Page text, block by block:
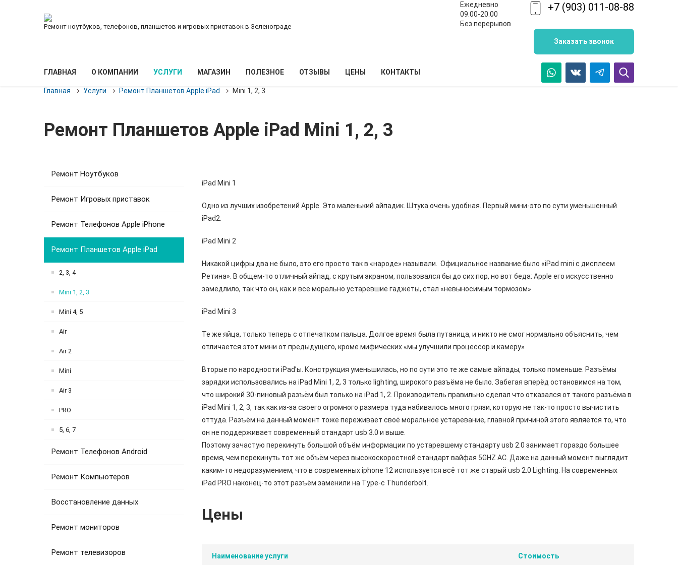
Ремонт ноутбуков, телефонов, планшетов и игровых приставок в Зеленограде
Ежедневно
09.00-20.00
Без перерывов
+7 (903) 011-08-88
Заказать звонок
ГЛАВНАЯ О КОМПАНИИ УСЛУГИ МАГАЗИН ПОЛЕЗНОЕ ОТЗЫВЫ ЦЕНЫ КОНТАКТЫ
Главная Услуги Ремонт Планшетов Apple iPad Mini 1, 2, 3
Ремонт Планшетов Apple iPad Mini 1, 2, 3
Ремонт Ноутбуков
Ремонт Игровых приставок
Ремонт Телефонов Apple iPhone
Ремонт Планшетов Apple iPad
2, 3, 4
Mini 1, 2, 3
Mini 4, 5
Air
Air 2
Mini
Air 3
PRO
5, 6, 7
Ремонт Телефонов Android
Ремонт Компьютеров
Восстановление данных
Ремонт мониторов
Ремонт телевизоров
iPad Mini 1
Одно из лучших изобретений Apple. Это маленький айпадик. Штука очень удобная. Первый мини-это по сути уменьшенный
iPad2.
iPad Mini 2
Никакой цифры два не было, это его просто так в «народе» называли. Официальное название было «iPad mini с дисплеем
Ретина». В общем-то отличный айпад, с крутым экраном, пользовался бы до сих пор, но вот беда: Apple его искусственно
замедлило, так что он, как и все морально устаревшие гаджеты, стал «невыносимым тормозом»
iPad Mini 3
Те же яйца, только теперь с отпечатком пальца. Долгое время была путаница, и никто не смог нормально объяснить, чем
отличается этот мини от предыдущего, кроме мифических «мы улучшили процессор и камеру»
Вторые по народности iPad’ы. Конструкция уменьшилась, но по сути это те же самые айпады, только поменьше. Разъёмы
зарядки использовались на iPad Mini 1, 2, 3 только lighting, широкого разъёма не было. Забегая вперёд остановимся на том,
что широкий 30-пиновый разъём был только на iPad 1, 2. Производитель правильно сделал что отказался от такого разъёма в
iPad Mini 1, 2, 3, так как из-за своего огромного размера туда набивалось много грязи, которую не так-то просто вычистить
оттуда. Разъём на данный момент тоже переживает своё моральное устаревание, главной причиной этого является то, что
он не поддерживает современный стандарт usb 3.0 и выше.
Поэтому зачастую перекинуть большой объём информации по устаревшему стандарту usb 2.0 занимает гораздо большее
время, чем перекинуть тот же объём через высокоскоростной стандарт вайфая 5GHZ AC. Даже на данный момент выглядит
каким-то недоразумением, что в современных iphone 12 используется всё тот же старый usb 2.0 Lighting. На современных
iPad PRO наконец-то этот разъём заменили на Type-c Thunderbolt.
Цены
Наименование услуги Стоимость